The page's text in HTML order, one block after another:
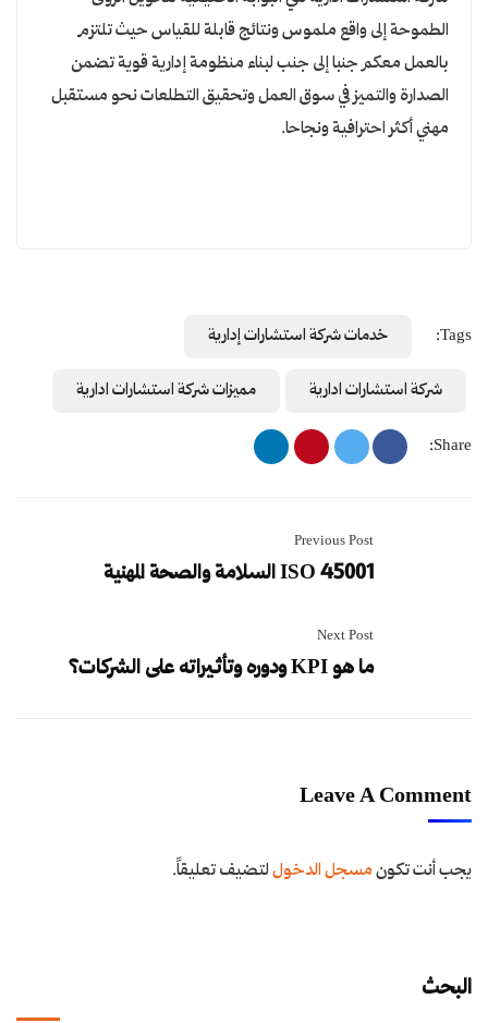
الطموحة إلى واقع ملموس ونتائج قابلة للقياس حيث تلتزم
بالعمل معكم جنبا إلى جنب لبناء منظومة إدارية قوية تضمن
الصدارة والتميز في سوق العمل وتحقيق التطلعات نحو مستقبل
مهني أكثر احترافية ونجاحا.
Tags: خدمات شركة استشارات إدارية
شركة استشارات ادارية مميزات شركة استشارات ادارية
Share:
Previous Post
ISO 45001 السلامة والصحة المهنية
Next Post
ما هو KPI ودوره وتأثيراته على الشركات؟
Leave A Comment
يجب أنت تكونمسجل الدخوللتضيف تعليقاً.
البحث